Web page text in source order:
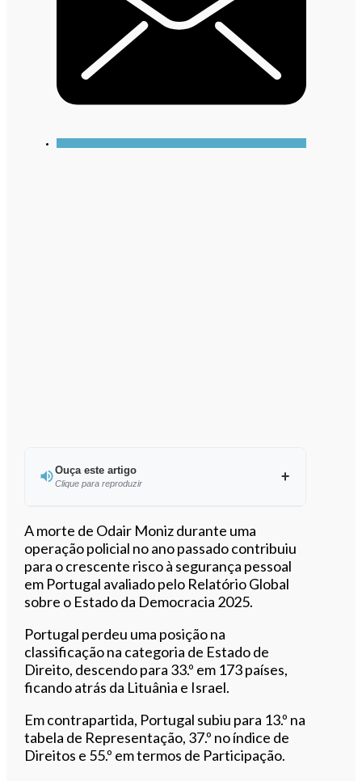
Ouça este artigo
Clique para reproduzir
Ouvir este artigo
A morte de Odair Moniz durante uma
operação policial no ano passado contribuiu
para o crescente risco à segurança pessoal
em Portugal avaliado pelo Relatório Global
sobre o Estado da Democracia 2025.
Portugal perdeu uma posição na
classificação na categoria de Estado de
Direito, descendo para 33.º em 173 países,
ficando atrás da Lituânia e Israel.
Em contrapartida, Portugal subiu para 13.º na
tabela de Representação, 37.º no índice de
Direitos e 55.º em termos de Participação.